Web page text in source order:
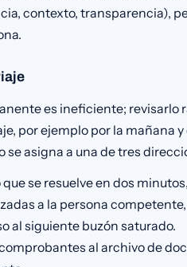
contexto, transparencia),
es ineficiente; revisarlo
por ejemplo por la mañana
se asigna a una de tres
que se resuelve en dos
a la persona
al siguiente buzón saturado.
al archivo de